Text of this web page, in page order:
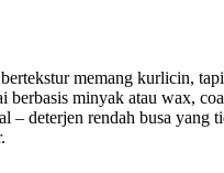
memang kurlicin,
minyak atau wax,
– deterjen rendah busa yang